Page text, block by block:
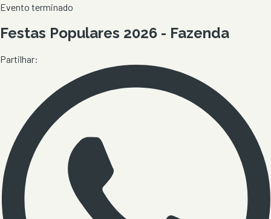
Evento terminado
Festas Populares 2026 - Fazenda
Partilhar: